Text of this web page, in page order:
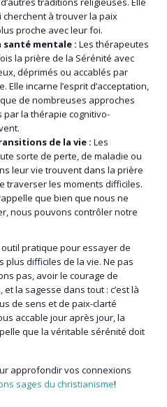
à trouver la paix
proche avec leur foi.
santé mentale : Les thérapeutes
la prière de la Sérénité avec
déprimés ou accablés par
Elle incarne l’esprit d’acceptation,
de nombreuses approches
la thérapie cognitivo-
de la vie : Les
sorte de perte, de maladie ou
leur vie trouvent dans la prière
traverser les moments difficiles.
que bien que nous ne
nous pouvons contrôler notre
pratique pour essayer de
plus difficiles de la vie. Ne pas
pas, avoir le courage de
la sagesse dans tout : c’est là
de sens et de paix-clarté
accable jour après jour, la
que la véritable sérénité doit
approfondir vos connexions
sages du christianisme!